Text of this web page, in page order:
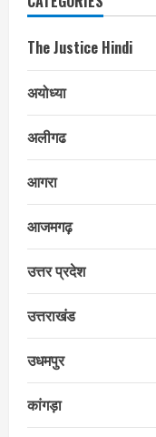
The Justice Hindi
अयोध्या
अलीगढ
आगरा
आजमगढ़
उत्तर प्रदेश
उत्तराखंड
उधमपुर
कांगड़ा